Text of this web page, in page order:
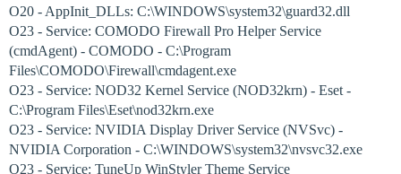
O20 - AppInit_DLLs: C:\WINDOWS\system32\guard32.dll
O23 - Service: COMODO Firewall Pro Helper Service
(cmdAgent) - COMODO - C:\Program
Files\COMODO\Firewall\cmdagent.exe
O23 - Service: NOD32 Kernel Service (NOD32krn) - Eset -
C:\Program Files\Eset\nod32krn.exe
O23 - Service: NVIDIA Display Driver Service (NVSvc) -
NVIDIA Corporation - C:\WINDOWS\system32\nvsvc32.exe
O23 - Service: TuneUp WinStyler Theme Service